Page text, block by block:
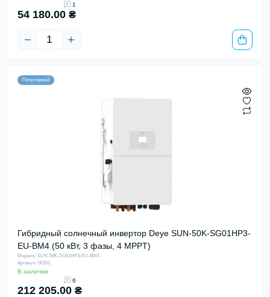
1
54 180.00 ₴
Популярный
Гибридный солнечный инвертор Deye SUN-50K-SG01HP3-
EU-BM4 (50 кВт, 3 фазы, 4 MPPT)
Модель: SUN-50K-SG01HP3-EU-BM4
Артикул: 00352
В наличии
6
212 205.00 ₴